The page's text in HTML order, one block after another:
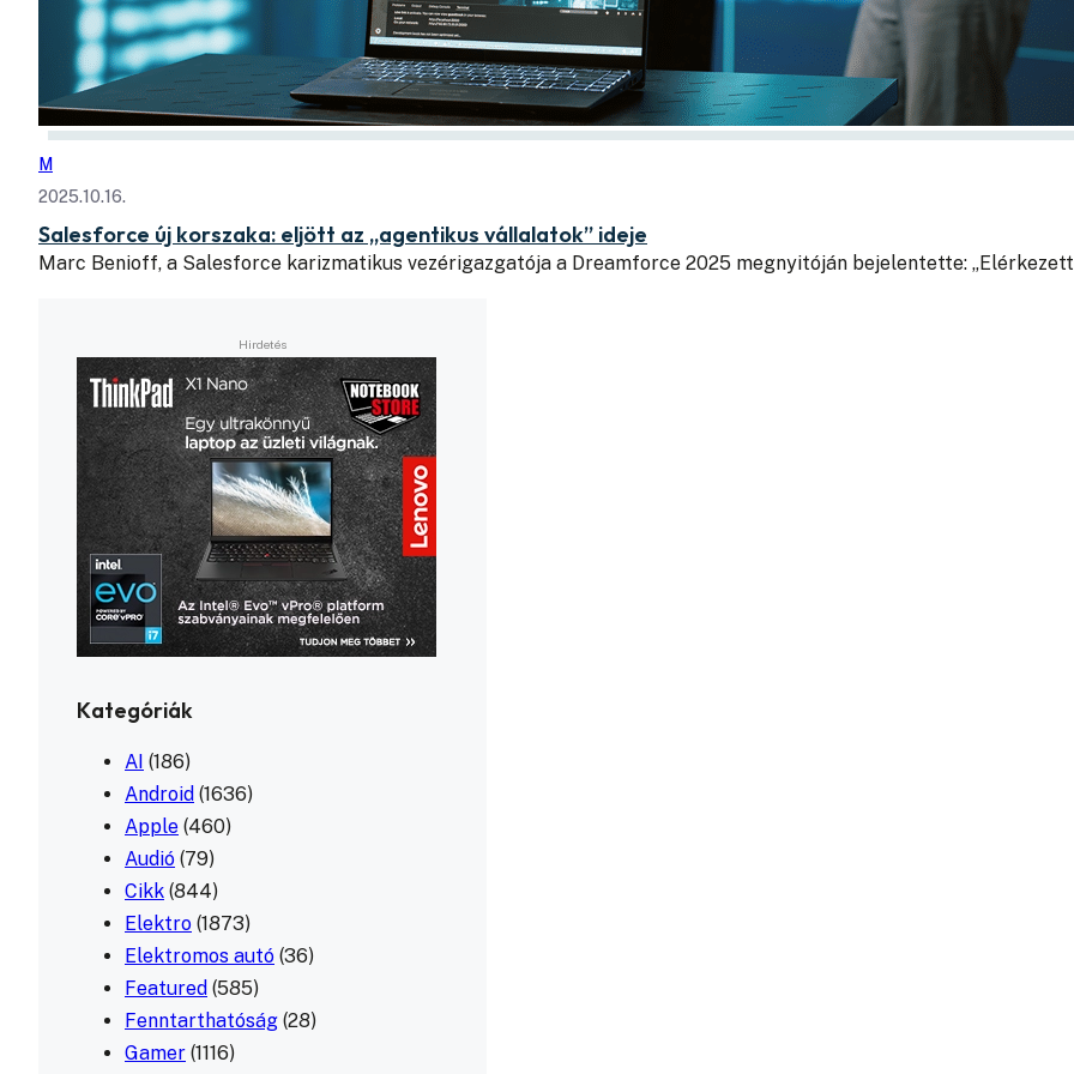
M
2025.10.16.
Salesforce új korszaka: eljött az „agentikus vállalatok” ideje
Marc Benioff, a Salesforce karizmatikus vezérigazgatója a Dreamforce 2025 megnyitóján bejelentette:
Kategóriák
AI (186)
Android (1636)
Apple (460)
Audió (79)
Cikk (844)
Elektro (1873)
Elektromos autó (36)
Featured (585)
Fenntarthatóság (28)
Gamer (1116)